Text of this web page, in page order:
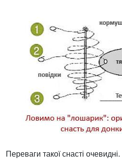
Переваги такої снасті